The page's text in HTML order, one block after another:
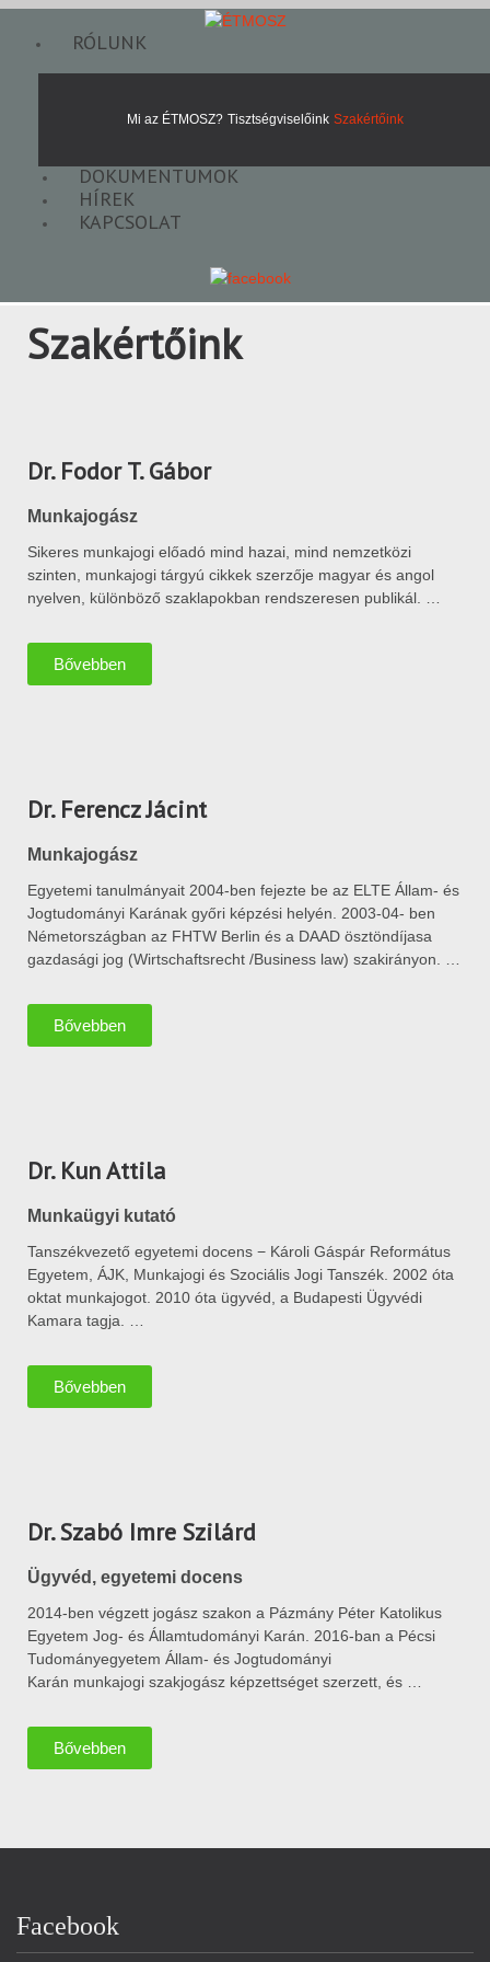
RÓLUNK
Mi az ÉTMOSZ? Tisztségviselőink Szakértőink
DOKUMENTUMOK
HÍREK
KAPCSOLAT
Szakértőink
Dr. Fodor T. Gábor
Munkajogász
Sikeres munkajogi előadó mind hazai, mind nemzetközi
szinten, munkajogi tárgyú cikkek szerzője magyar és angol
nyelven, különböző szaklapokban rendszeresen publikál. …
Bővebben
Dr. Ferencz Jácint
Munkajogász
Egyetemi tanulmányait 2004-ben fejezte be az ELTE Állam- és
Jogtudományi Karának győri képzési helyén. 2003-04- ben
Németországban az FHTW Berlin és a DAAD ösztöndíjasa
gazdasági jog (Wirtschaftsrecht /Business law) szakirányon. …
Bővebben
Dr. Kun Attila
Munkaügyi kutató
Tanszékvezető egyetemi docens − Károli Gáspár Református
Egyetem, ÁJK, Munkajogi és Szociális Jogi Tanszék. 2002 óta
oktat munkajogot. 2010 óta ügyvéd, a Budapesti Ügyvédi
Kamara tagja. …
Bővebben
Dr. Szabó Imre Szilárd
Ügyvéd, egyetemi docens
2014-ben végzett jogász szakon a Pázmány Péter Katolikus
Egyetem Jog- és Államtudományi Karán. 2016-ban a Pécsi
Tudományegyetem Állam- és Jogtudományi
Karán munkajogi szakjogász képzettséget szerzett, és …
Bővebben
Facebook